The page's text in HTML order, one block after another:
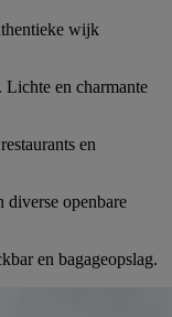
wijk
Lichte en charmante
en
diverse openbare
en bagageopslag.